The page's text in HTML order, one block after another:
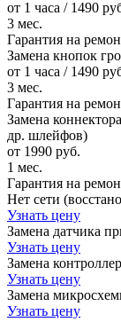
от 1 часа / 1490
3 мес.
Гарантия на
Замена кнопок
от 1 часа / 1490
3 мес.
Гарантия на
Замена
др. шлейфов)
от 1990 руб.
1 мес.
Гарантия на
Нет сети
Узнать цену
Замена датчика
Узнать цену
Замена
Узнать цену
Замена
Узнать цену